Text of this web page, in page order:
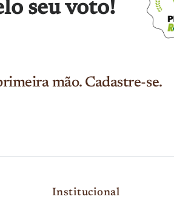
seu voto!
mão. Cadastre-se.
Institucional